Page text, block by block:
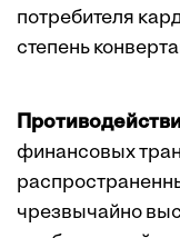
потребителя
степень
финансовых
чрезвычайно